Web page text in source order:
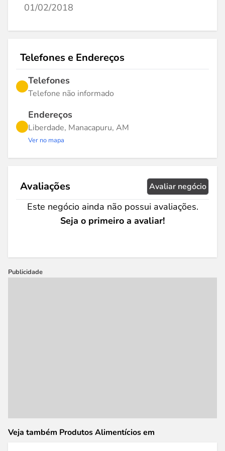
01/02/2018
Telefones e Endereços
Telefones
Telefone não informado
Endereços
Liberdade, Manacapuru, AM
Ver no mapa
Avaliações Avaliar negócio
Este negócio ainda não possui avaliações.
Seja o primeiro a avaliar!
Publicidade
Veja também Produtos Alimentícios em